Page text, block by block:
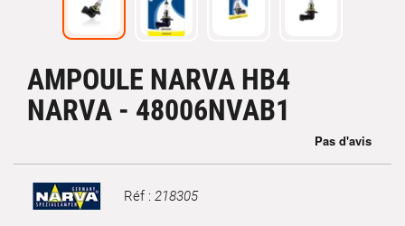
AMPOULE NARVA HB4
NARVA - 48006NVAB1
Marque Réf : 218305